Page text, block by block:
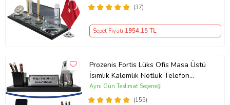
(37)
Sepet Fiyatı 1954,15 TL
Prozenis Fortis Lüks Ofis Masa Üstü
İsimlik Kalemlik Notluk Telefon
Standı Seti Masa isimliği Ofis
Aksesuarı Yeni İş ofis Hediyesi
(155)
Aynı Gün Teslimat Seçeneği